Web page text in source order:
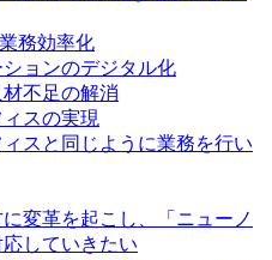
務効率化
ョンのデジタル化
不足の解消
スの実現
スと同じように業務を行い
変革を起こし、「ニューノ
していきたい